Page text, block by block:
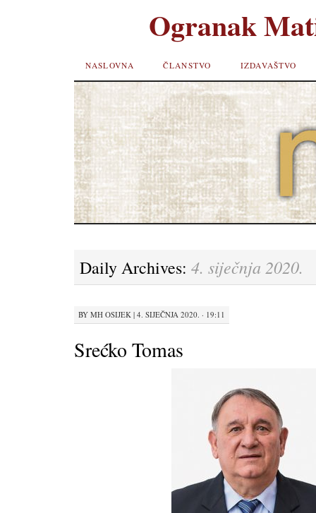
Ogranak
SKIP TO
CONTENT
NASLOVNA ČLANSTVO IZDAVAŠTVO
Daily Archives: 4. siječnja 2020.
BY MH OSIJEK | 4. SIJEČNJA 2020. · 19:11
Srećko Tomas